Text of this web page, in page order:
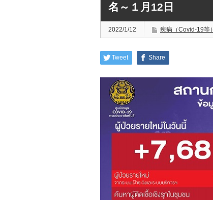
名～１月12日
2022/1/12 疾病（Covid-19等）
Tweet Share